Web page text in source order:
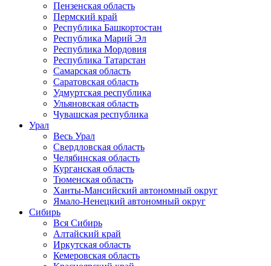
Пензенская область
Пермский край
Республика Башкортостан
Республика Марий Эл
Республика Мордовия
Республика Татарстан
Самарская область
Саратовская область
Удмуртская республика
Ульяновская область
Чувашская республика
Урал
Весь Урал
Свердловская область
Челябинская область
Курганская область
Тюменская область
Ханты-Мансийский автономный округ
Ямало-Ненецкий автономный округ
Сибирь
Вся Сибирь
Алтайский край
Иркутская область
Кемеровская область